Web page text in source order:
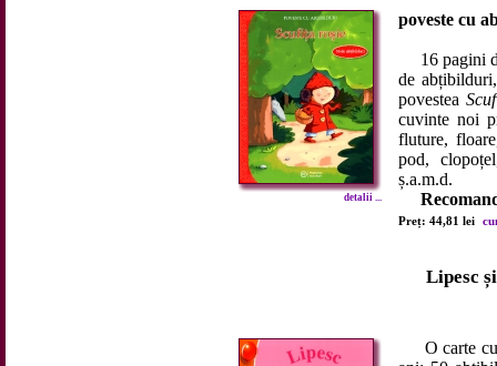
detalii ...
poveste cu
16 pagini
de
povestea
cuvinte noi
fluture,
pod,
ș.a.m.d.
Preț: 44,81 lei
Lipesc
O carte cu